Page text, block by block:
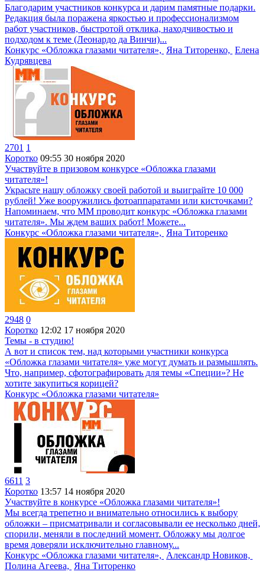
Благодарим участников конкурса и дарим памятные подарки.
Редакция была поражена яркостью и профессионализмом
работ участников, быстротой отклика, находчивостью и
подходом к теме (Леонардо да Винчи)...
Конкурс «Обложка глазами читателя», Яна Титоренко, Елена
Кудрявцева
2701 1
Коротко 09:55 30 ноября 2020
Участвуйте в призовом конкурсе «Обложка глазами
читателя»!
Украсьте нашу обложку своей работой и выиграйте 10 000
рублей! Уже вооружились фотоаппаратами или кисточками?
Напоминаем, что ММ проводит конкурс «Обложка глазами
читателя». Мы ждем ваших работ! Можете...
Конкурс «Обложка глазами читателя», Яна Титоренко
2948 0
Коротко 12:02 17 ноября 2020
Темы - в студию!
А вот и список тем, над которыми участники конкурса
«Обложка глазами читателя» уже могут думать и размышлять.
Что, например, сфотографировать для темы «Специи»? Не
хотите закупиться корицей?
Конкурс «Обложка глазами читателя»
6611 3
Коротко 13:57 14 ноября 2020
Участвуйте в конкурсе «Обложка глазами читателя»!
Мы всегда трепетно и внимательно относились к выбору
обложки – присматривали и согласовывали ее несколько дней,
спорили, меняли в последний момент. Обложку мы долгое
время доверяли исключительно главному...
Конкурс «Обложка глазами читателя», Александр Новиков,
Полина Агеева, Яна Титоренко